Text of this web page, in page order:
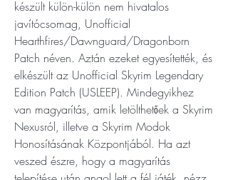
készült külön-külön nem hivatalos
javítócsomag, Unofficial
Hearthfires/Dawnguard/Dragonborn
Patch néven. Aztán ezeket egyesítették, és
elkészült az Unofficial Skyrim Legendary
Edition Patch (USLEEP). Mindegyikhez
van magyarítás, amik letölthetőek a Skyrim
Nexusról, illetve a Skyrim Modok
Honosításának Központjából. Ha azt
veszed észre, hogy a magyarítás